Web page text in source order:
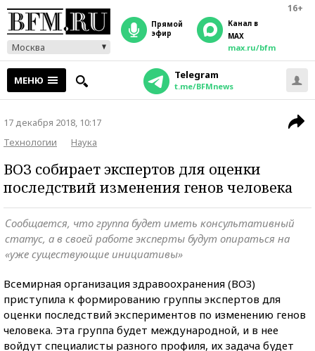
16+
Москва
прямой
эфир
Канал в
MAX
max.ru/bfm
МЕНЮ Telegram
t.me/BFMnews
17 декабря 2018, 10:17
Технологии
Наука
ВОЗ собирает экспертов для оценки
последствий изменения генов человека
Сообщается, что группа будет иметь консультативный
статус, а в своей работе эксперты будут опираться на
«уже существующие инициативы»
Всемирная организация здравоохранения (ВОЗ)
приступила к формированию группы экспертов для
оценки последствий экспериментов по изменению генов
человека. Эта группа будет международной, и в нее
войдут специалисты разного профиля, их задача будет